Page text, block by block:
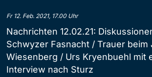
Fr 12. Feb. 2021, 17.00 Uhr
Nachrichten 12.02.21:
Schwyzer Fasnacht / Trauer beim
Wiesenberg / Urs Kryenbuehl mit
Interview nach Sturz